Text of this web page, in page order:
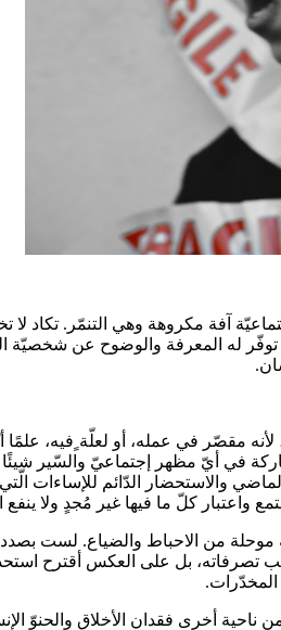
آفة مكروهة وهي التنمّر.
له المعرفة والوضوح عن شخصيّة
مقصّر في عمله، أو لعلّة ٍفيه،
في أيّ مظهر إجتماعيّ والسّير شيئًا
والاستحضار الدّائم للإساءات
كلّ ما فيها غير مُجدٍ ولا ينفع
من الاحباط والضياع. لست
بل على العكس أقترح
ناحية أخرى فقدان الأخلاق